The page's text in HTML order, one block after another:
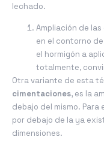
lechado.
Ampliación de
en el contorno
el hormigón a
totalmente,
Otra variante de esta
cimentaciones, es la
debajo del mismo.
por debajo de la ya
dimensiones.